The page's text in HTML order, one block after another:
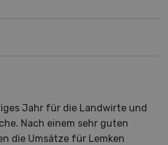
Jahr für die Landwirte und
Nach einem sehr guten
die Umsätze für Lemken